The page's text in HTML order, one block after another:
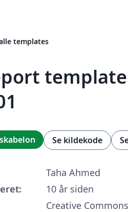
templates
Se kildekode
Taha Ahmed
10 år siden
Creative